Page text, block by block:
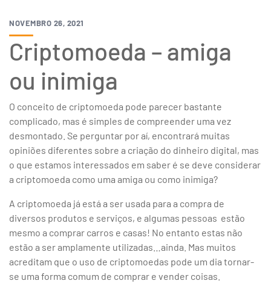
NOVEMBRO 26, 2021
Criptomoeda – amiga
ou inimiga
O conceito de criptomoeda pode parecer bastante
complicado, mas é simples de compreender uma vez
desmontado. Se perguntar por aí, encontrará muitas
opiniões diferentes sobre a criação do dinheiro digital, mas
o que estamos interessados em saber é se deve considerar
a criptomoeda como uma amiga ou como inimiga?
A criptomoeda já está a ser usada para a compra de
diversos produtos e serviços, e algumas pessoas estão
mesmo a comprar carros e casas! No entanto estas não
estão a ser amplamente utilizadas…ainda. Mas muitos
acreditam que o uso de criptomoedas pode um dia tornar-
se uma forma comum de comprar e vender coisas.